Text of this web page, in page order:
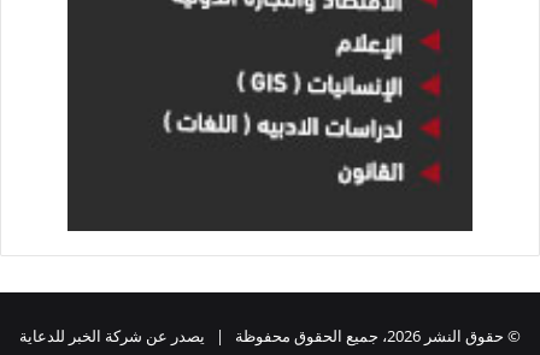
© حقوق النشر 2026، جميع الحقوق محفوظة | يصدر عن شركة الخبر للدعاية